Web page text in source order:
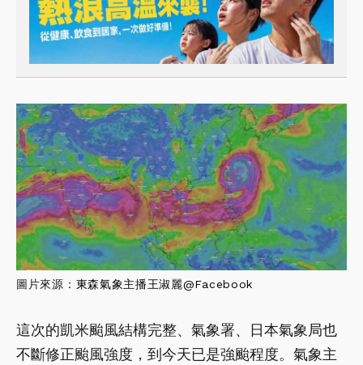
圖片來源： 東森氣象主播王淑麗@Facebook
這次的凱米颱風結構完整、氣象署、日本氣象局也
不斷修正颱風強度，到今天已是強颱程度。氣象主